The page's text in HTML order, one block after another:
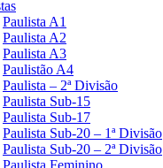
Paulista A1
Paulista A2
Paulista A3
Paulistão A4
Paulista – 2ª Divisão
Paulista Sub-15
Paulista Sub-17
Paulista Sub-20 – 1ª Divisão
Paulista Sub-20 – 2ª Divisão
Paulista Feminino